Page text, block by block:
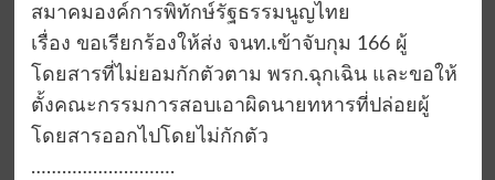
สมาคมองค์การพิทักษ์รัฐธรรมนูญไทย
เรื่อง ขอเรียกร้องให้ส่ง จนท.เข้าจับกุม 166 ผู้
โดยสารที่ไม่ยอมกักตัวตาม พรก.ฉุกเฉิน และขอให้
ตั้งคณะกรรมการสอบเอาผิดนายทหารที่ปล่อยผู้
โดยสารออกไปโดยไม่กักตัว
……………………….